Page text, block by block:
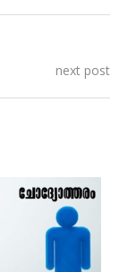
next post